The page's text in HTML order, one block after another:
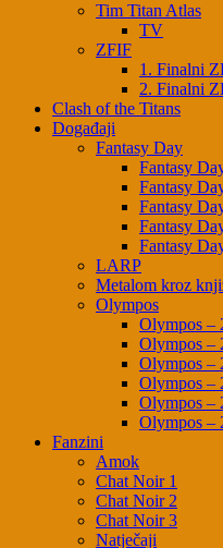
Tim Titan Atlas
TV
ZFIF
1. Finalni
2. Finalni
Clash of the Titans
Događaji
Fantasy Day
Fantasy
Fantasy
Fantasy
Fantasy
Fantasy
LARP
Metalom kroz
Olympos
Olympos –
Olympos –
Olympos –
Olympos –
Olympos –
Olympos –
Fanzini
Amok
Chat Noir 1
Chat Noir 2
Chat Noir 3
Natječaji